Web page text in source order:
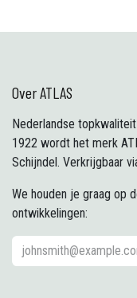
Over ATLAS
Nederlandse
1922 wordt het merk
Schijndel. Verkrijgbaar
We houden je graag op
ontwikkelingen: